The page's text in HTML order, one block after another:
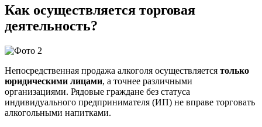
Как осуществляется торговая
деятельность?
Непосредственная продажа алкоголя осуществляется только
юридическими лицами, а точнее различными
организациями. Рядовые граждане без статуса
индивидуального предпринимателя (ИП) не вправе торговать
алкогольными напитками.